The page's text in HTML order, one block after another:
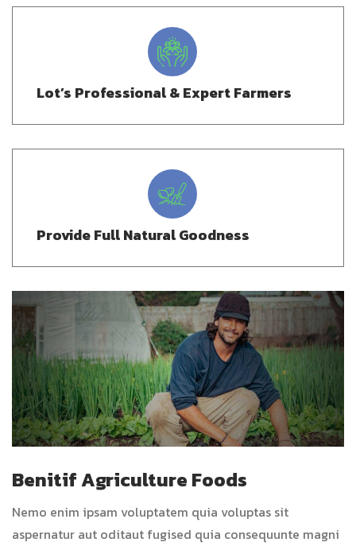
Lot’s Professional & Expert Farmers
Provide Full Natural Goodness
Benitif Agriculture Foods
Nemo enim ipsam voluptatem quia voluptas sit
aspernatur aut oditaut fugised quia consequunte magni